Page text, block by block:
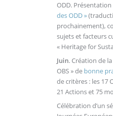
ODD.
des ODD »
prochainement),
sujets et facteurs
« Heritage for
Juin. Création de
OBS » de bonne
de critères : les 17
21 Actions et 75
Célébration d’un